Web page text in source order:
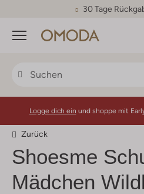
30 Tage
Menü
Logge dich ein und shoppe mit
Zurück
Shoesme
Mädchen